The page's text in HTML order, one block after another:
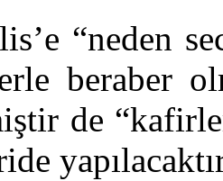
“neden
beraber
de